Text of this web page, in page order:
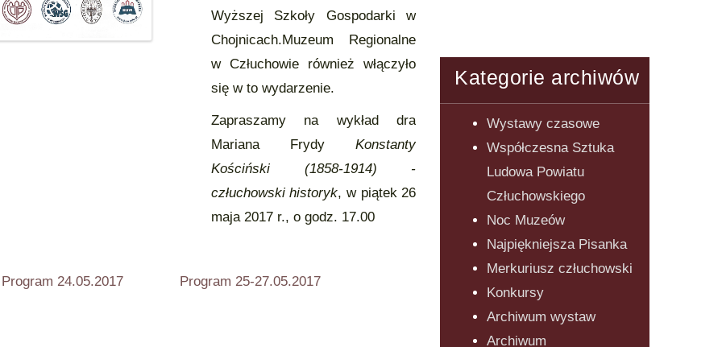
Kategorie archiwów
Wystawy czasowe
Współczesna Sztuka
Ludowa Powiatu
Człuchowskiego
Noc Muzeów
Najpiękniejsza Pisanka
Merkuriusz człuchowski
Konkursy
Archiwum wystaw
Archiwum
Wyższej Szkoły Gospodarki w
Chojnicach.Muzeum Regionalne
w Człuchowie również włączyło
się w to wydarzenie.
Zapraszamy na wykład dra
Mariana FrydyKonstanty
Kościński (1858-1914) -
człuchowski historyk, w piątek 26
maja 2017 r., o godz. 17.00
24.05.2017 Program 25-27.05.2017